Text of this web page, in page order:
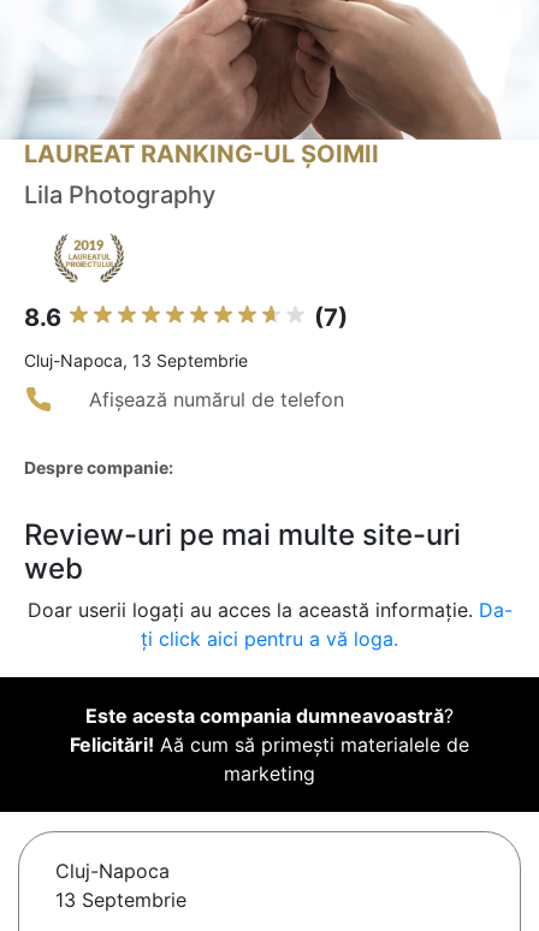
LAUREAT RANKING-UL ȘOIMII
Lila Photography
8.6 (7)
Cluj-Napoca, 13 Septembrie
Afișează numărul de telefon
Despre companie:
Review-uri pe mai multe site-uri
web
Doar userii logați au acces la această informație. Da-
ți click aici pentru a vă loga.
Este acesta compania dumneavoastră?
Felicitări! Aă cum să primești materialele de
marketing
Cluj-Napoca
13 Septembrie